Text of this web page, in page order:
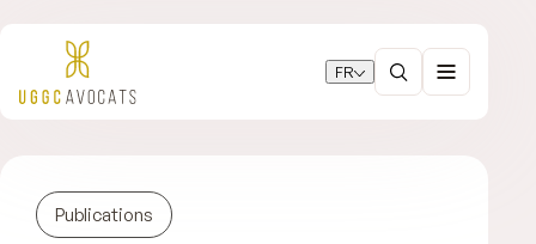
FR
Publications